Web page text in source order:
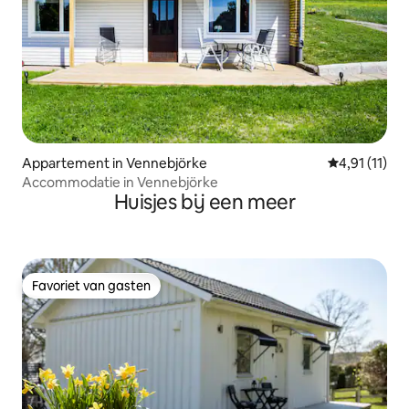
Appartement in Vennebjörke Gemiddelde
4,91 (11)
Accommodatie in Vennebjörke
Huisjes bij een meer
Favoriet van gasten
Favoriet van gasten